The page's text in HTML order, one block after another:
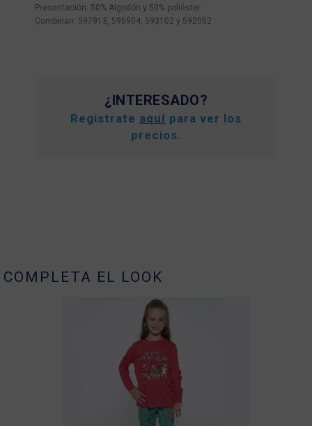
Presentación: 50% Algodón y 50% poliéster
Combinan: 597913, 596904, 593102 y 592052
¿INTERESADO?
Registrate aquí para ver los
precios.
COMPLETA EL LOOK